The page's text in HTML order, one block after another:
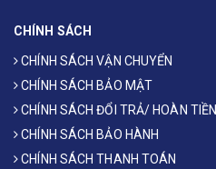
CHÍNH SÁCH
CHÍNH SÁCH VẬN CHUYỂN
CHÍNH SÁCH BẢO MẬT
CHÍNH SÁCH ĐỔI TRẢ/ HOÀN TIỀN
CHÍNH SÁCH BẢO HÀNH
CHÍNH SÁCH THANH TOÁN